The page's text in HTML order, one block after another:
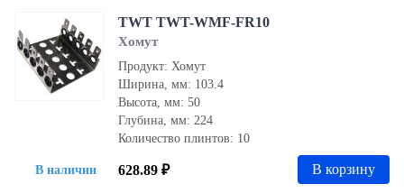
В наличии
TWT TWT-WMF-FR10
Хомут
Продукт: Хомут
Ширина, мм: 103.4
Высота, мм: 50
Глубина, мм: 224
Количество плинтов: 10
628.89 ₽ В корзину